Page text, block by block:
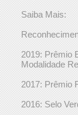
Saiba Mais:
2019: Prêmio
Modalidade
2017: Prêmio
2016: Selo